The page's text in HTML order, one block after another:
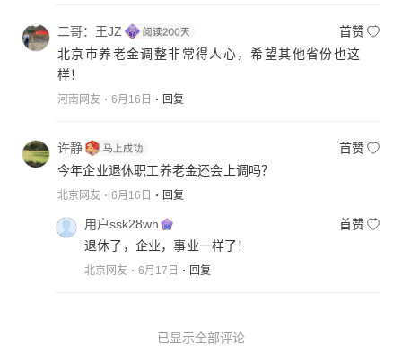
二哥：王JZ
首赞
北京市养老金调整非常得人心，希望其他省份也这
样！
河南网友 6月16日 回复
许静
首赞
今年企业退休职工养老金还会上调吗？
北京网友 6月16日 回复
用户ssk28wh
首赞
退休了，企业，事业一样了！
北京网友 6月17日 回复
已显示全部评论